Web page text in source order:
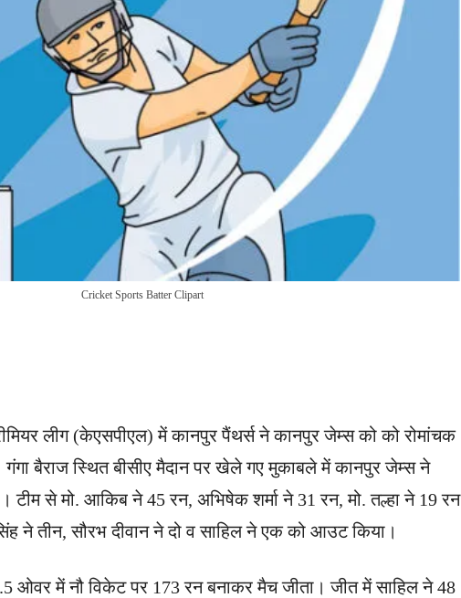
Cricket Sports Batter Clipart
लीग (केएसपीएल) में कानपुर पैंथर्स ने कानपुर जेम्स को को रोमांचक
बैराज स्थित बीसीए मैदान पर खेले गए मुकाबले में कानपुर जेम्स ने
टीम से मो. आकिब ने 45 रन, अभिषेक शर्मा ने 31 रन, मो. तल्हा ने 19 रन
ने तीन, सौरभ दीवान ने दो व साहिल ने एक को आउट किया।
ओवर में नौ विकेट पर 173 रन बनाकर मैच जीता। जीत में साहिल ने 48